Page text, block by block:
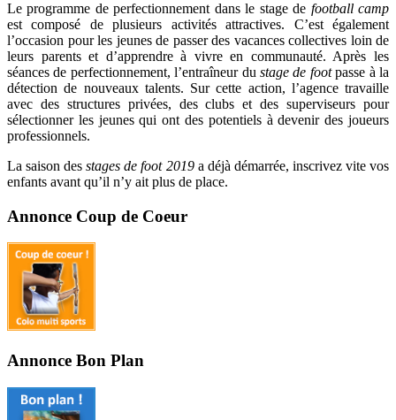
Le programme de perfectionnement dans le stage de football camp
est composé de plusieurs activités attractives. C’est également
l’occasion pour les jeunes de passer des vacances collectives loin de
leurs parents et d’apprendre à vivre en communauté. Après les
séances de perfectionnement, l’entraîneur du stage de footpasse à la
détection de nouveaux talents. Sur cette action, l’agence travaille
avec des structures privées, des clubs et des superviseurs pour
sélectionner les jeunes qui ont des potentiels à devenir des joueurs
professionnels.
La saison desstages de foot 2019a déjà démarrée, inscrivez vite vos
enfants avant qu’il n’y ait plus de place.
Annonce Coup de Coeur
Annonce Bon Plan